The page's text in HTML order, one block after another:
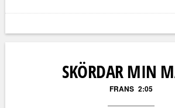
SKÖRDAR MIN
FRANS 2:05